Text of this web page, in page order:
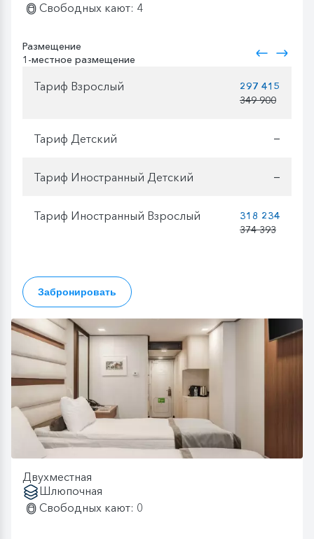
Свободных кают: 4
Размещение
1-местное размещение
Тариф Взрослый
297 415
349 900
Тариф Детский —
Тариф Иностранный Детский —
Тариф Иностранный Взрослый
318 234
374 393
Забронировать
Двухместная
Шлюпочная
Свободных кают: 0